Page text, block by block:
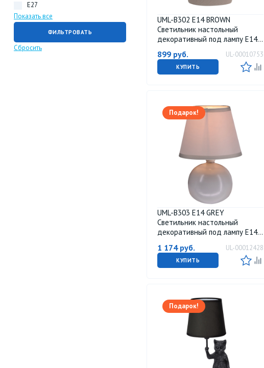
E27
Показать все
Cбросить
UML-B302 E14 BROWN
Светильник настольный
декоративный под лампу Е14.
выключатель. Коричневый. ТМ
899 руб. UL-00010753
КУПИТЬ
Подарок!
UML-B303 E14 GREY
Светильник настольный
декоративный под лампу Е14.
выключатель. Серый. ТМ Uniel
1 174 руб. UL-00012428
КУПИТЬ
Подарок!